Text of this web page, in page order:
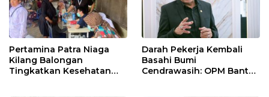
Pertamina Patra Niaga
Kilang Balongan
Tingkatkan Kesehatan
Darah Pekerja Kembali
Basahi Bumi
Cendrawasih: OPM Bantai